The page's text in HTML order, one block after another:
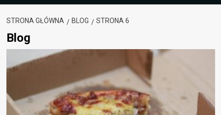
STRONA GŁÓWNA BLOG STRONA 6
Blog